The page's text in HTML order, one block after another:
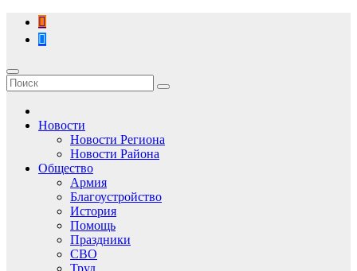
Перейти
содержимому
Новости
Новости Региона
Новости Района
Общество
Армия
Благоустройство
История
Помощь
Праздники
СВО
Труд